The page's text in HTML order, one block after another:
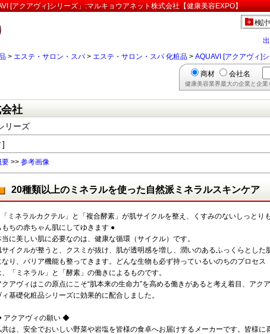
[アクアヴィ]シリーズ」:マルキョウアネット株式会社【健康美容EXPO】
検討
> エステ・サロン・スパ> エステ・サロン・スパ 化粧品 > AQUAVI [アクアヴィ]
商材 会社名
健康美容業界最大の企業と企
社
リーズ
]
要 >> 参考画像
20種類以上のミネラルを使った自然派ミネラルスキンケア
ミネラルカクテル」と「複合酵素」が肌サイクルを整え、くすみのないしっとりも
もちの赤ちゃん肌にしてゆきます ●
当に美しい肌に必要なのは、健康な循環（サイクル）です。
サイクルが整うと、クスミが抜け、肌が透明感を増し、潤いのあるふっくらとした
なり、バリア機能も整ってきます。どんな生物も必ず持っているいのちのプロセス
、「ミネラル」と「酵素」の働きによるものです。
クアヴィはこの原点にこそ“肌本来の生命力”を高める働きがあると考え着目、アクア
ィ基礎化粧品シリーズに効果的に配合しました。
クアヴィの願い ◆
共は、安全でおいしい野菜や岩塩を皆様の食卓へお届けするメーカーです。皆様に